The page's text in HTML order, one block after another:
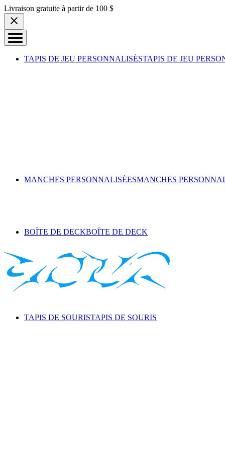
Skip to content
Livraison gratuite à partir de 100 $
TAPIS DE JEU PERSONNALISÉSTAPIS DE JEU
MANCHES PERSONNALISÉESMANCHES
BOÎTE DE DECKBOÎTE DE DECK
TAPIS DE SOURISTAPIS DE SOURIS